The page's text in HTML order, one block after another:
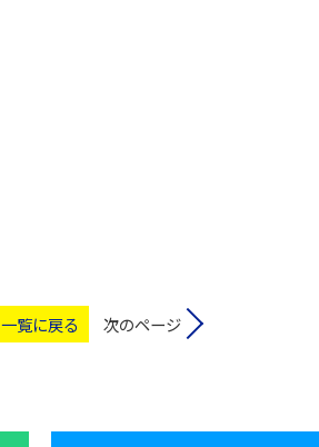
一覧に戻る 次のページ